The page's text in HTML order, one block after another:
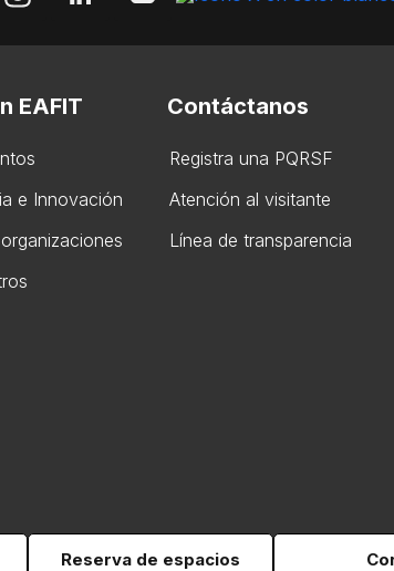
EAFIT
e Innovación
Contáctanos
Registra una PQRSF
Atención al visitante
Línea de transparencia
Reserva de espacios